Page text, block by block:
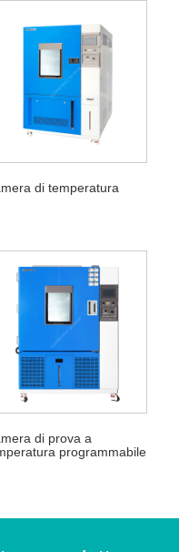
di temperatura
di prova a
programmabile